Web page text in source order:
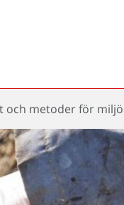
och metoder för